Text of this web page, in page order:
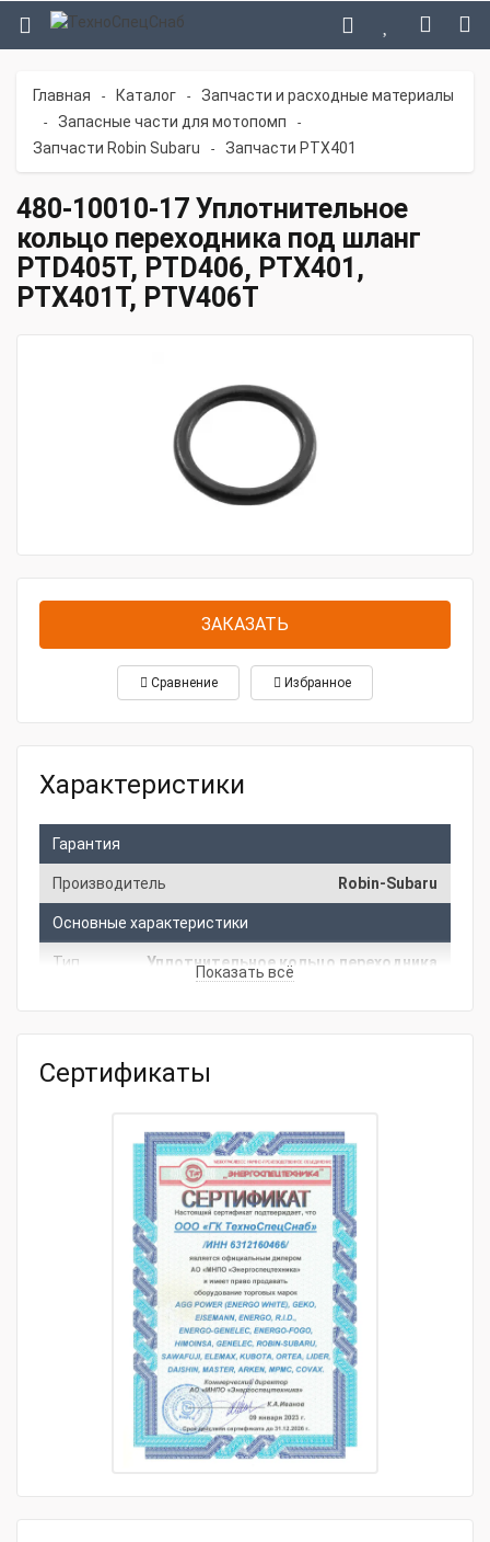
Главная - Каталог - Запчасти и расходные материалы
- Запасные части для мотопомп -
Запчасти Robin Subaru - Запчасти PTX401
480-10010-17 Уплотнительное
кольцо переходника под шланг
PTD405T, PTD406, PTX401,
PTX401T, PTV406T
ЗАКАЗАТЬ
Сравнение Избранное
Характеристики
Гарантия
Производитель Robin-Subaru
Основные характеристики
Тип
Уплотнительное кольцо переходника
Показать всё
Сертификаты